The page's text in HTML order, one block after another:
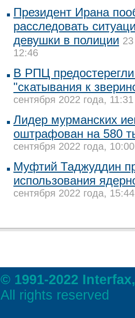
Президент Ирана
расследовать
девушки в полиции
12:46
В РПЦ
"скатывания к
сентября 2022 года, 11:31
Лидер мурманских
оштрафован на 580
сентября 2022 года, 10:00
Муфтий Таджуддин
использования
сентября 2022 года, 15:44
© 1991-2022
All rights reserved